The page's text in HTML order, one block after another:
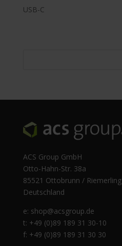
USB-C
ACS Group GmbH
Otto-Hahn-Str. 38a
85521 Ottobrunn / Riemerling
Deutschland
e: shop@acsgroup.de
t: +49 (0)89 189 31 30-10
f: +49 (0)89 189 31 30 30